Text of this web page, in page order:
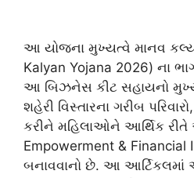
આ યોજના મુખ્યત્વે માનવ
Kalyan Yojana 2026) ના
આ બિઝનેસ કીટ સહાયનો
શહેરી વિસ્તારના ગરીબ
કરીને મહિલાઓને આર્થિક રીતે
Empowerment & Financial
બનાવવાનો છે. આ